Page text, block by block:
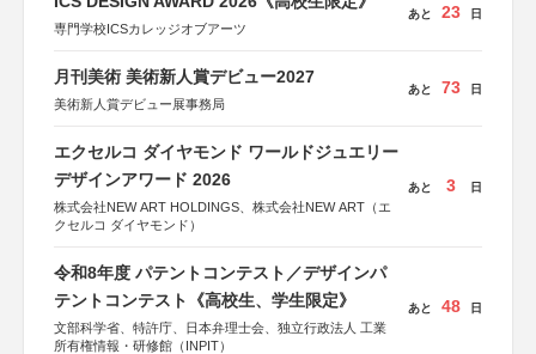
専門学校ICSカレッジオブアーツ
あと 23 日
月刊美術 美術新人賞デビュー2027
美術新人賞デビュー展事務局
あと 73 日
エクセルコ ダイヤモンド ワールドジュエリー
デザインアワード 2026
株式会社NEW ART HOLDINGS、株式会社NEW ART（エ
クセルコ ダイヤモンド）
あと 3 日
令和8年度 パテントコンテスト／デザインパ
テントコンテスト《高校生、学生限定》
文部科学省、特許庁、日本弁理士会、独立行政法人 工業
所有権情報・研修館（INPIT）
あと 48 日